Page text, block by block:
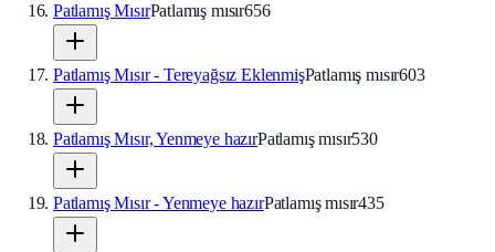
Patlamış MısırPatlamış mısır656
Patlamış Mısır - Tereyağsız EklenmişPatlamış mısır603
Patlamış Mısır, Yenmeye hazırPatlamış mısır530
Patlamış Mısır - Yenmeye hazırPatlamış mısır435